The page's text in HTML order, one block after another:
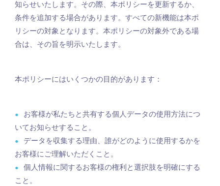
知らせいたします。その際、本ポリシーを更新するか、
条件を追加する場合があります。すべての新機能は本ポ
リシーの対象となります。本ポリシーの対象外である場
合は、その旨を明示いたします。
本ポリシーにはいくつかの目的があります：
お客様が私たちと共有する個人データの使用方法につ
いてお知らせすること。
データを収集する理由、誰がどのように使用するかを
お客様にご理解いただくこと。
個人情報に関するお客様の権利と選択肢を明確にする
こと。